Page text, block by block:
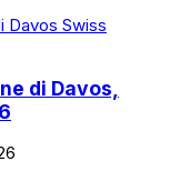
di Davos,